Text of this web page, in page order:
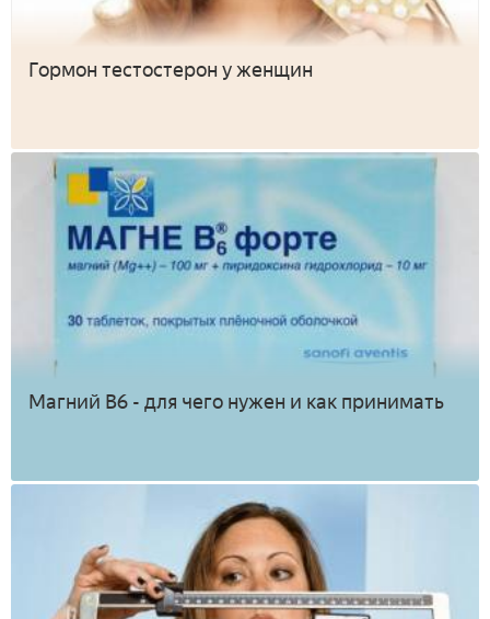
Гормон тестостерон у женщин
Магний В6 - для чего нужен и как принимать